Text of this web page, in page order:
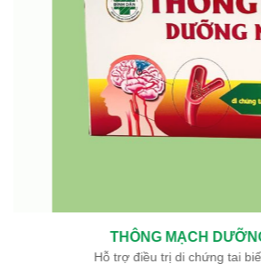
THÔNG MẠCH DƯỠNG
Hỗ trợ điều trị di chứng tai biến